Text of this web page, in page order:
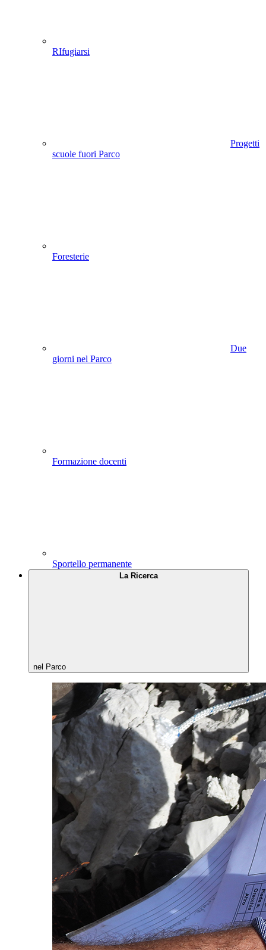
RIfugiarsi
Progetti
scuole fuori Parco
Foresterie
Due
giorni nel Parco
Formazione docenti
Sportello permanente
La Ricerca
nel Parco